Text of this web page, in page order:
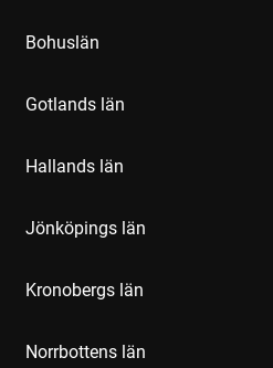
Bohuslän
Gotlands län
Hallands län
Jönköpings län
Kronobergs län
Norrbottens län